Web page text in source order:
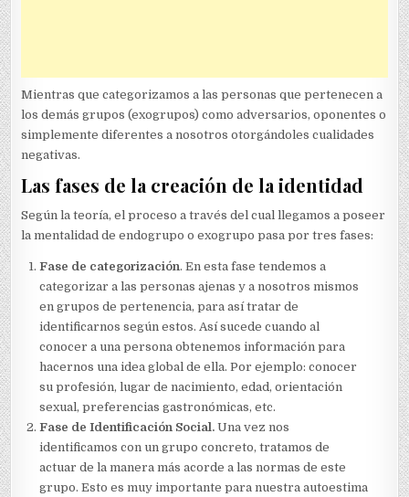
Mientras que categorizamos a las personas que pertenecen a
los demás grupos (exogrupos) como adversarios, oponentes o
simplemente diferentes a nosotros otorgándoles cualidades
negativas.
Las fases de la creación de la identidad
Según la teoría, el proceso a través del cual llegamos a poseer
la mentalidad de endogrupo o exogrupo pasa por tres fases:
Fase de categorización. En esta fase tendemos a
categorizar a las personas ajenas y a nosotros mismos
en grupos de pertenencia, para así tratar de
identificarnos según estos. Así sucede cuando al
conocer a una persona obtenemos información para
hacernos una idea global de ella. Por ejemplo: conocer
su profesión, lugar de nacimiento, edad, orientación
sexual, preferencias gastronómicas, etc.
Fase de Identificación Social.Una vez nos
identificamos con un grupo concreto, tratamos de
actuar de la manera más acorde a las normas de este
grupo. Esto es muy importante para nuestra autoestima